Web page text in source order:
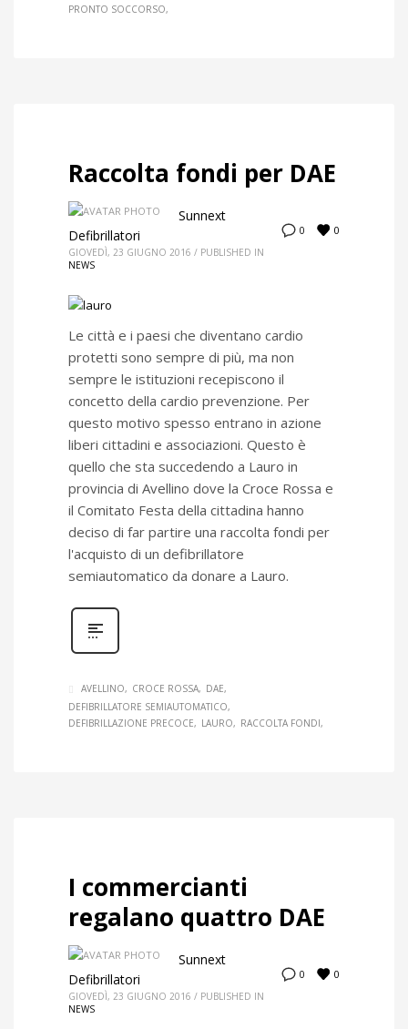
PRONTO SOCCORSO
Raccolta fondi per DAE
0 0
Sunnext
Defibrillatori
GIOVEDÌ, 23 GIUGNO 2016 / PUBLISHED IN
NEWS
Le città e i paesi che diventano cardio
protetti sono sempre di più, ma non
sempre le istituzioni recepiscono il
concetto della cardio prevenzione. Per
questo motivo spesso entrano in azione
liberi cittadini e associazioni. Questo è
quello che sta succedendo a Lauro in
provincia di Avellino dove la Croce Rossa e
il Comitato Festa della cittadina hanno
deciso di far partire una raccolta fondi per
l'acquisto di un defibrillatore
semiautomatico da donare a Lauro.
AVELLINO CROCE ROSSA
DAE
DEFIBRILLATORE SEMIAUTOMATICO
DEFIBRILLAZIONE PRECOCE
LAURO RACCOLTA FONDI
I commercianti
regalano quattro DAE
0 0
Sunnext
Defibrillatori
GIOVEDÌ, 23 GIUGNO 2016 / PUBLISHED IN
NEWS